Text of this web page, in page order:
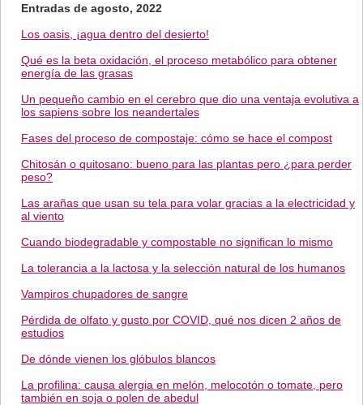
Entradas de agosto, 2022
Los oasis, ¡agua dentro del desierto!
Qué es la beta oxidación, el proceso metabólico para obtener
energía de las grasas
Un pequeño cambio en el cerebro que dio una ventaja evolutiva a
los sapiens sobre los neandertales
Fases del proceso de compostaje: cómo se hace el compost
Chitosán o quitosano: bueno para las plantas pero ¿para perder
peso?
Las arañas que usan su tela para volar gracias a la electricidad y
al viento
Cuando biodegradable y compostable no significan lo mismo
La tolerancia a la lactosa y la selección natural de los humanos
Vampiros chupadores de sangre
Pérdida de olfato y gusto por COVID, qué nos dicen 2 años de
estudios
De dónde vienen los glóbulos blancos
La profilina: causa alergia en melón, melocotón o tomate, pero
también en soja o polen de abedul